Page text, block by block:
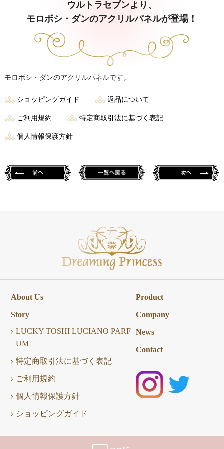
ウルトラセブンより、
モロボシ・ダンのアクリルパネルが登場！
モロボシ・ダンのアクリルパネルです。
ショッピングガイド 返品について
ご利用規約 特定商取引法に基づく表記
個人情報保護方針
About Us
Story
LUCKY TOSHI LUCIANO PARF
UM
特定商取引法に基づく表記
ご利用規約
個人情報保護方針
ショッピングガイド
Product
Company
News
Contact